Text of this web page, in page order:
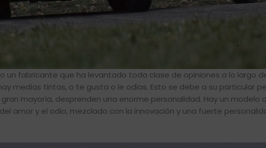
un fabricante que ha levantado toda clase de opiniones a lo largo
medias tintas, o te gusta o le odias. Esto se debe a su particular
mayoría, desprenden una enorme personalidad. Hay un modelo
amor y el odio, mezclado con la innovación y una fuerte